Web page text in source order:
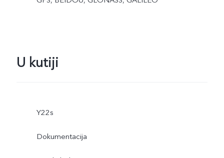
U kutiji
Y22s
Dokumentacija